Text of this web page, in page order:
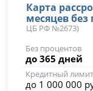
Карта
месяцев без
ЦБ РФ №2673)
Без процентов
до 365 дней
Кредитный
до 1 000 000